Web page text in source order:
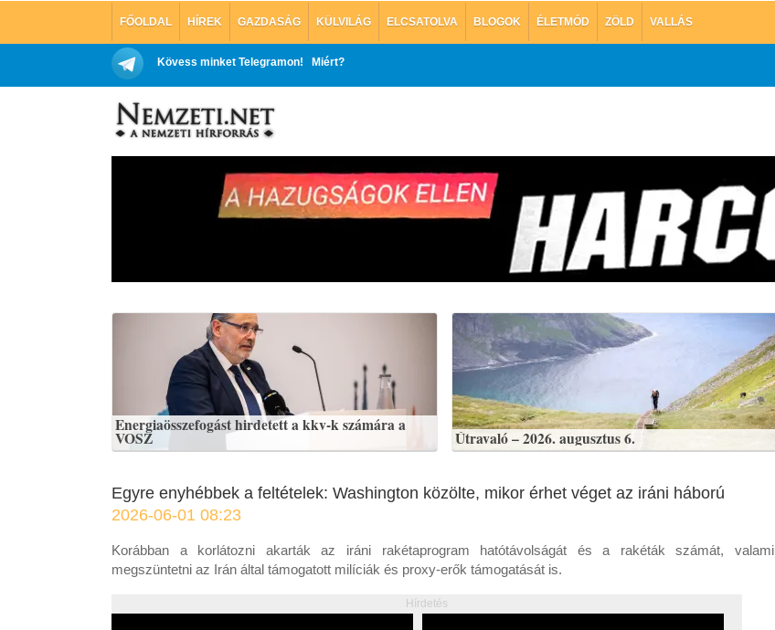
FŐOLDAL HÍREK GAZDASÁG KÜLVILÁG ELCSATOLVA BLOGOK ÉLETMÓD ZÖLD VALLÁS
Kövess minket Telegramon! Miért?
Energiaösszefogást hirdetett a kkv-k számára a
VOSZ Útravaló – 2026. augusztus 6.
Egyre enyhébbek a feltételek: Washington közölte, mikor érhet véget az iráni háború
2026-06-01 08:23
Korábban a korlátozni akarták az iráni rakétaprogram hatótávolságát és a rakéták számát,
megszüntetni az Irán által támogatott milíciák és proxy-erők támogatását is.
Hírdetés